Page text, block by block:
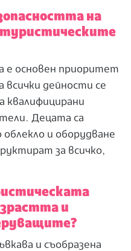
на
е основен приоритет
всички дейности се
квалифицирани
Децата са
и оборудване
за всичко,
и
и съобразена